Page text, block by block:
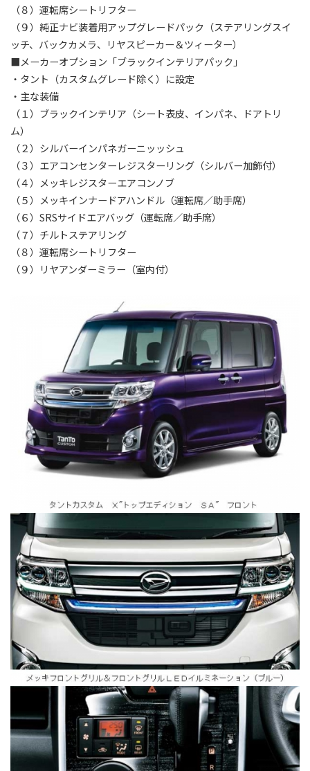
（８）運転席シートリフター
（９）純正ナビ装着用アップグレードパック（ステアリングスイ
ッチ、バックカメラ、リヤスピーカー＆ツィーター）
■メーカーオプション「ブラックインテリアパック」
・タント（カスタムグレード除く）に設定
・主な装備
（１）ブラックインテリア（シート表皮、インパネ、ドアトリ
ム）
（２）シルバーインパネガーニッッシュ
（３）エアコンセンターレジスターリング（シルバー加飾付）
（４）メッキレジスターエアコンノブ
（５）メッキインナードアハンドル（運転席／助手席）
（６）SRSサイドエアバッグ（運転席／助手席）
（７）チルトステアリング
（８）運転席シートリフター
（９）リヤアンダーミラー（室内付）